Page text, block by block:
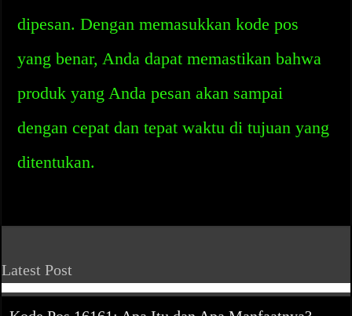
dipesan. Dengan memasukkan kode pos
yang benar, Anda dapat memastikan bahwa
produk yang Anda pesan akan sampai
dengan cepat dan tepat waktu di tujuan yang
ditentukan.
Latest Post